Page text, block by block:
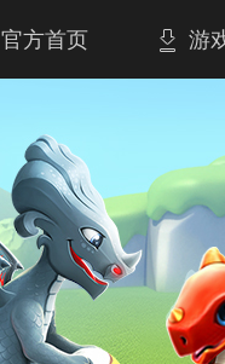
官方首页 游